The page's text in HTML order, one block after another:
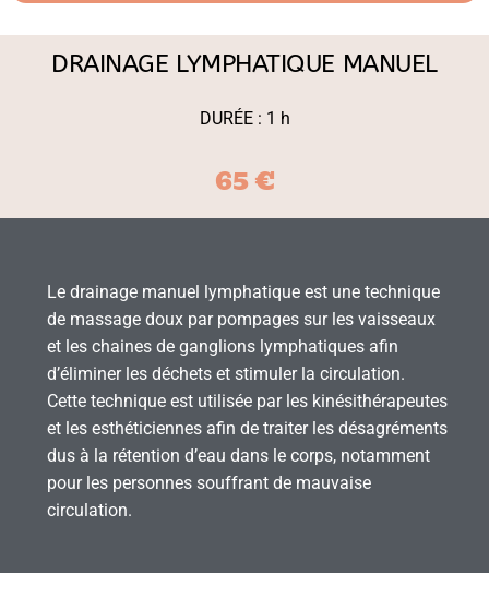
DRAINAGE LYMPHATIQUE MANUEL
DURÉE : 1 h
65 €
Le drainage manuel lymphatique est une technique
de massage doux par pompages sur les vaisseaux
et les chaines de ganglions lymphatiques afin
d’éliminer les déchets et stimuler la circulation.
Cette technique est utilisée par les kinésithérapeutes
et les esthéticiennes afin de traiter les désagréments
dus à la rétention d’eau dans le corps, notamment
pour les personnes souffrant de mauvaise
circulation.